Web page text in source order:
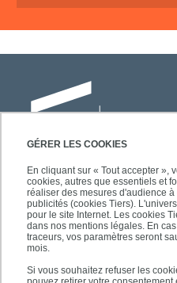
GÉRER LES COOKIES
En cliquant sur « Tout accepter »,
cookies, autres que essentiels et
réaliser des mesures d'audience
publicités (cookies Tiers).
pour le site Internet. Les cookies
dans nos mentions légales. En
traceurs, vos paramètres seront
mois.
Si vous souhaitez refuser les
Université Paris-Est Créteil
Faculté des lettres, langues
humaines
61, avenue du Général de
94010 Créteil